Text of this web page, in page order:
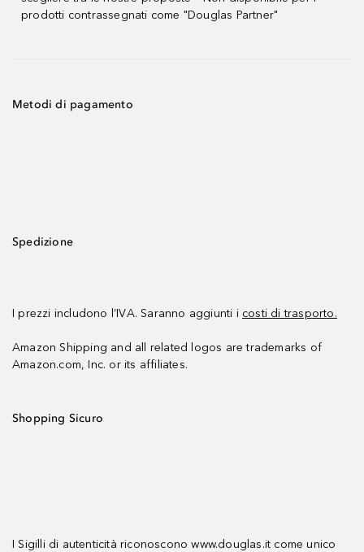
prodotti contrassegnati come "Douglas Partner"
Metodi di pagamento
Spedizione
I prezzi includono l’IVA. Saranno aggiunti i costi di trasporto.
Amazon Shipping and all related logos are trademarks of
Amazon.com, Inc. or its affiliates.
Shopping Sicuro
I Sigilli di autenticità riconoscono www.douglas.it come unico